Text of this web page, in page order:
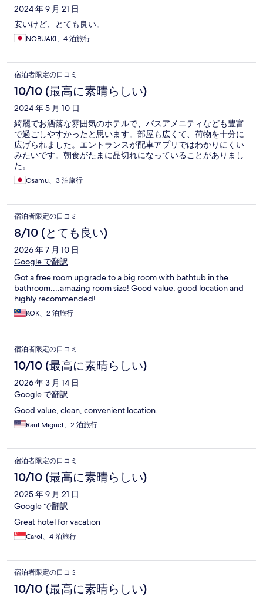
2024 年 9 月 21 日
安いけど、とても良い。
NOBUAKI、4 泊旅行
宿泊者限定の口コミ
10/10 (最高に素晴らしい)
2024 年 5 月 10 日
綺麗でお洒落な雰囲気のホテルで、バスアメニティなども豊富
で過ごしやすかったと思います。部屋も広くて、荷物を十分に
広げられました。エントランスが配車アプリではわかりにくい
みたいです。朝食がたまに品切れになっていることがありまし
た。
Osamu、3 泊旅行
宿泊者限定の口コミ
8/10 (とても良い)
2026 年 7 月 10 日
Google で翻訳
Got a free room upgrade to a big room with bathtub in the
bathroom....amazing room size! Good value, good location and
highly recommended!
KOK、2 泊旅行
宿泊者限定の口コミ
10/10 (最高に素晴らしい)
2026 年 3 月 14 日
Google で翻訳
Good value, clean, convenient location.
Raul Miguel、2 泊旅行
宿泊者限定の口コミ
10/10 (最高に素晴らしい)
2025 年 9 月 21 日
Google で翻訳
Great hotel for vacation
Carol、4 泊旅行
宿泊者限定の口コミ
10/10 (最高に素晴らしい)